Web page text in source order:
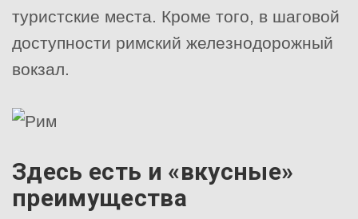
туристские места. Кроме того, в шаговой
доступности римский железнодорожный
вокзал.
Здесь есть и «вкусные»
преимущества